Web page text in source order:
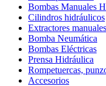
Bombas Manuales
Cilindros hidráulicos
Extractores
Bomba Neumática
Bombas Eléctricas
Prensa Hidráulica
Rompetuercas,
Accesorios